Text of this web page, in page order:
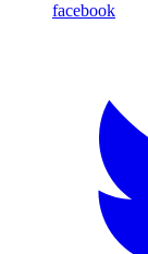
facebook